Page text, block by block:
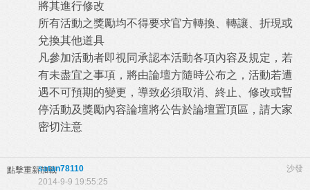
將其進行修改
所有活動之獎勵均不得要求官方轉換、轉讓、折現或
兌換其他道具
凡參加活動者即視同承認本活動各項內容及規定，若
有未盡宜之事項，將由論壇方隨時公布之，活動若遭
遇不可預期的變更，導致必須取消、終止、修改或暫
停活動及獎勵內容論壇將公告於論壇置頂區，請大家
密切注意
點擊重新加載 沙發
satan78110
2014-9-9 19:55:25